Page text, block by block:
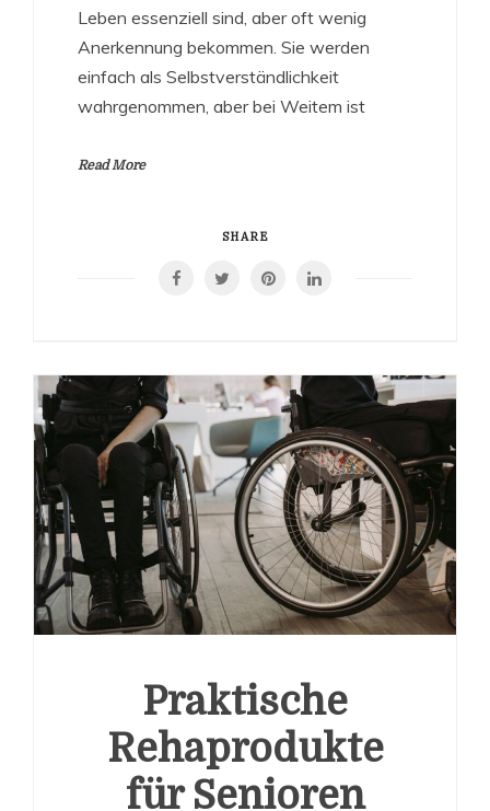
Leben essenziell sind, aber oft wenig
Anerkennung bekommen. Sie werden
einfach als Selbstverständlichkeit
wahrgenommen, aber bei Weitem ist
Read More
SHARE
Praktische
Rehaprodukte
für Senioren